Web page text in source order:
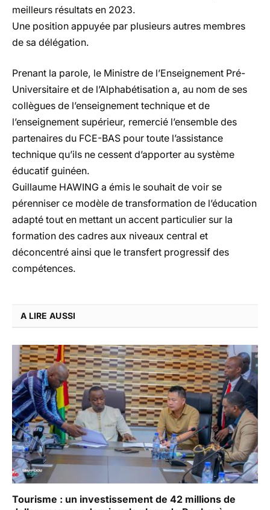
meilleurs résultats en 2023.
Une position appuyée par plusieurs autres membres
de sa délégation.
Prenant la parole, le Ministre de l’Enseignement Pré-
Universitaire et de l’Alphabétisation a, au nom de ses
collègues de l’enseignement technique et de
l’enseignement supérieur, remercié l’ensemble des
partenaires du FCE-BAS pour toute l’assistance
technique qu’ils ne cessent d’apporter au système
éducatif guinéen.
Guillaume HAWING a émis le souhait de voir se
pérenniser ce modèle de transformation de l’éducation
adapté tout en mettant un accent particulier sur la
formation des cadres aux niveaux central et
déconcentré ainsi que le transfert progressif des
compétences.
A LIRE AUSSI
Tourisme : un investissement de 42 millions de